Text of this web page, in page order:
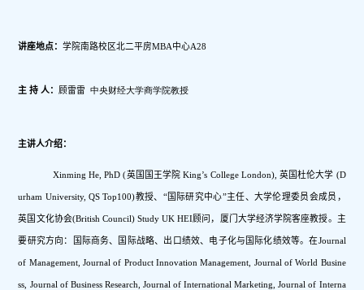
讲座地点：学院南路校区北二平房MBA中心A28
主 持 人：顾雷雷 中央财经大学商学院教授
主讲人介绍：
Xinming He, PhD (英国国王学院 King’s College London), 英国杜伦大学 (D
urham University, QS Top100)教授、“国际研究中心”主任、大学伦理委员会成员，
英国文化协会(British Council) Study UK HEI顾问，厦门大学经济学院客座教授。主
要研究方向：国际商务、国际战略、出口绩效、电子化与国际化绩效等。在Journal
of Management, Journal of Product Innovation Management, Journal of World Busine
ss, Journal of Business Research, Journal of International Marketing, Journal of Interna